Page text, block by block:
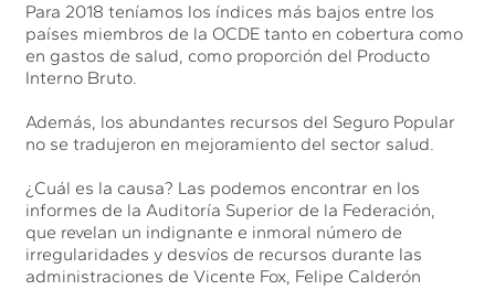
Para 2018 teníamos los índices más bajos entre los
países miembros de la OCDE tanto en cobertura como
en gastos de salud, como proporción del Producto
Interno Bruto.
Además, los abundantes recursos del Seguro Popular
no se tradujeron en mejoramiento del sector salud.
¿Cuál es la causa? Las podemos encontrar en los
informes de la Auditoría Superior de la Federación,
que revelan un indignante e inmoral número de
irregularidades y desvíos de recursos durante las
administraciones de Vicente Fox, Felipe Calderón